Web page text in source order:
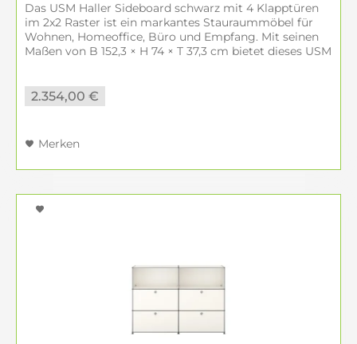
Das USM Haller Sideboard schwarz mit 4 Klapptüren
im 2x2 Raster ist ein markantes Stauraummöbel für
Wohnen, Homeoffice, Büro und Empfang. Mit seinen
Maßen von B 152,3 × H 74 × T 37,3 cm bietet dieses USM
2.354,00 €
Merken